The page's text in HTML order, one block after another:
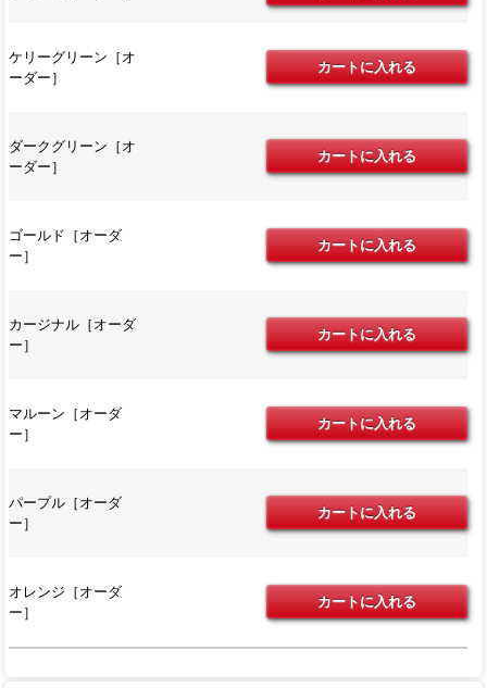
ケリーグリーン［オ
ーダー］
ダークグリーン［オ
ーダー］
ゴールド［オーダ
ー］
カージナル［オーダ
ー］
マルーン［オーダ
ー］
パープル［オーダ
ー］
オレンジ［オーダ
ー］